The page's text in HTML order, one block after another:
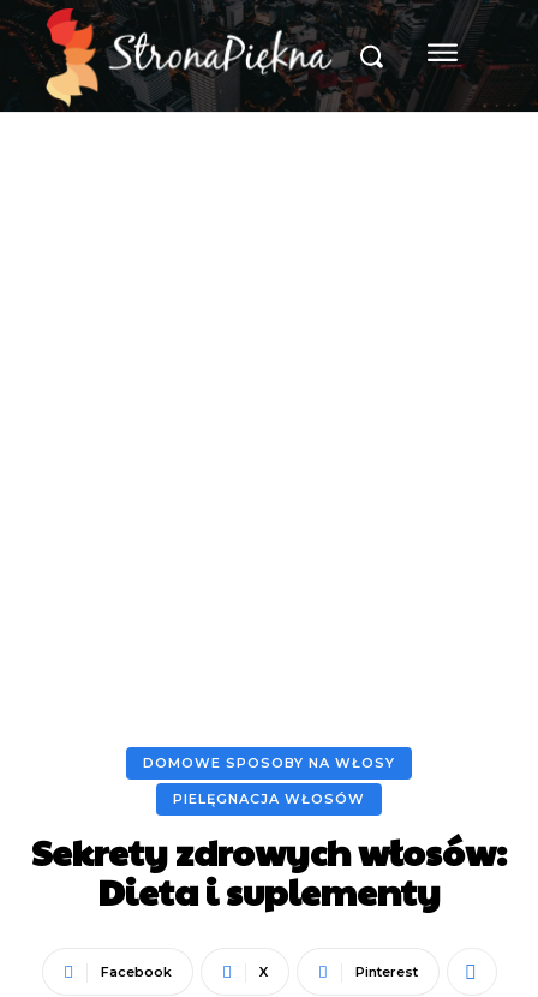
DOMOWE SPOSOBY NA WŁOSY
PIELĘGNACJA WŁOSÓW
Sekrety zdrowych włosów:
Dieta i suplementy
Facebook X Pinterest